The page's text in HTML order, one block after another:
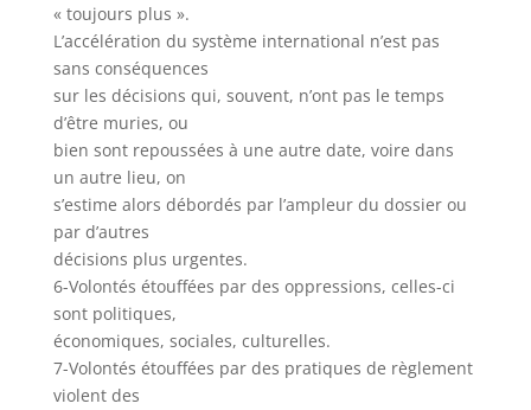
« toujours plus ».
L’accélération du système international n’est pas
sans conséquences
sur les décisions qui, souvent, n’ont pas le temps
d’être muries, ou
bien sont repoussées à une autre date, voire dans
un autre lieu, on
s’estime alors débordés par l’ampleur du dossier ou
par d’autres
décisions plus urgentes.
6-Volontés étouffées par des oppressions, celles-ci
sont politiques,
économiques, sociales, culturelles.
7-Volontés étouffées par des pratiques de règlement
violent des